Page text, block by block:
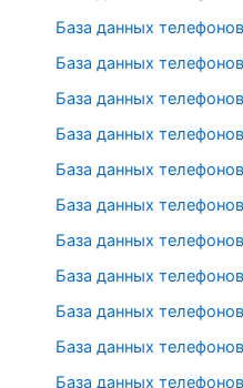
База данных
База данных
База данных
База данных
База данных
База данных
База данных
База данных
База данных
База данных
База данных